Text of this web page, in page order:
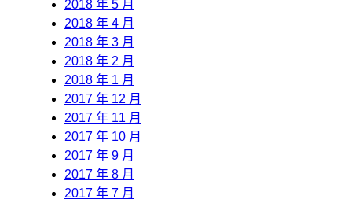
2018 年 5 月
2018 年 4 月
2018 年 3 月
2018 年 2 月
2018 年 1 月
2017 年 12 月
2017 年 11 月
2017 年 10 月
2017 年 9 月
2017 年 8 月
2017 年 7 月